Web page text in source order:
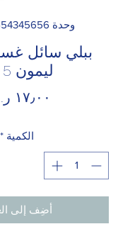
وحدة SKU: 21554345656
ببلي سائل
ليمون 5 لتر
الكمية *
أضِف إلى